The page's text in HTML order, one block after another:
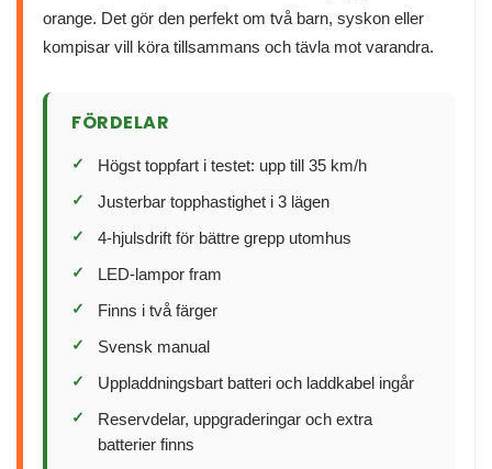
orange. Det gör den perfekt om två barn, syskon eller
kompisar vill köra tillsammans och tävla mot varandra.
FÖRDELAR
Högst toppfart i testet: upp till 35 km/h
Justerbar topphastighet i 3 lägen
4-hjulsdrift för bättre grepp utomhus
LED-lampor fram
Finns i två färger
Svensk manual
Uppladdningsbart batteri och laddkabel ingår
Reservdelar, uppgraderingar och extra
batterier finns